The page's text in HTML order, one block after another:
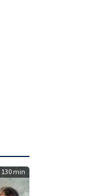
130 min